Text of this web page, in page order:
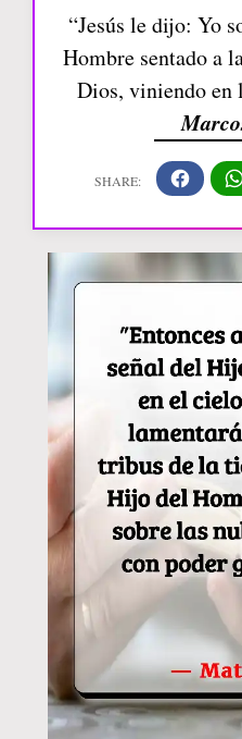
“Jesús le dijo: Yo
Hombre sentado a
Dios, viniendo en